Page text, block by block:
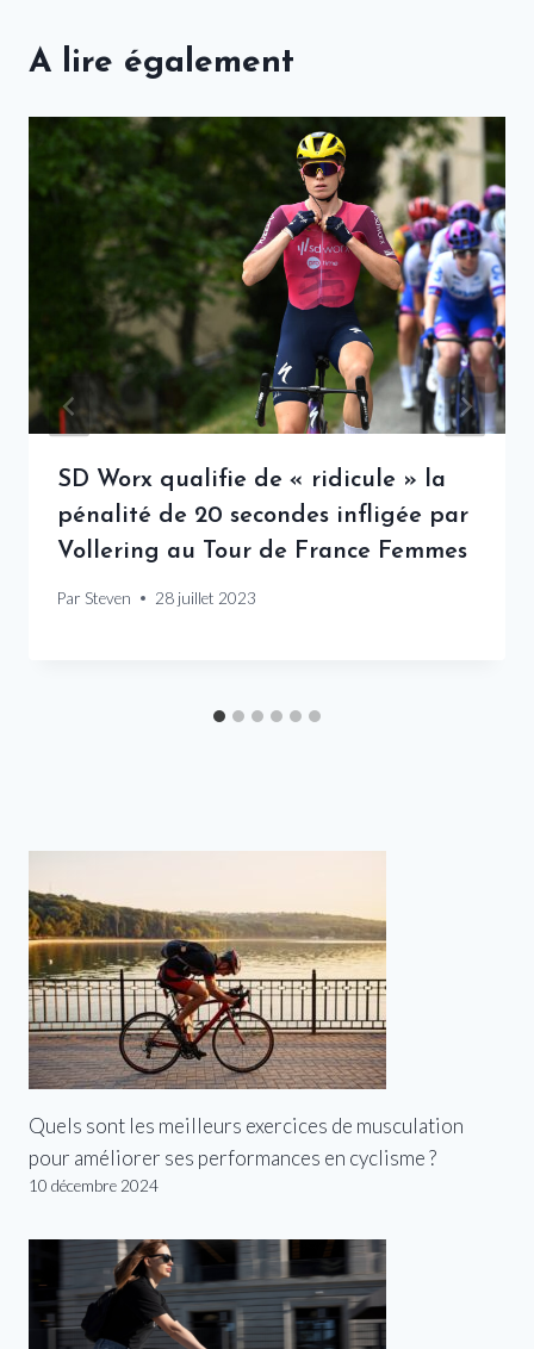
A lire également
SD Worx qualifie de « ridicule » la
pénalité de 20 secondes infligée par
Vollering au Tour de France Femmes
Par Steven 28 juillet 2023
Quels sont les meilleurs exercices de musculation
pour améliorer ses performances en cyclisme ?
10 décembre 2024